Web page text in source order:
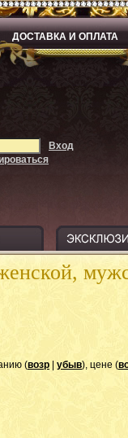
(возр убыв), цене (
ДОСТАВКА И ОПЛАТА
Вход